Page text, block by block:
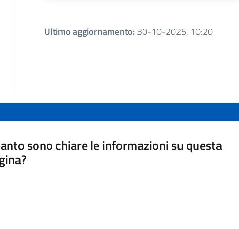
Ultimo aggiornamento:30-10-2025, 10:20
sono chiare le informazioni su questa